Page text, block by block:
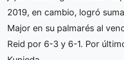
2019, en cambio, logró
Major en su palmarés al
Reid por 6-3 y 6-1. Por